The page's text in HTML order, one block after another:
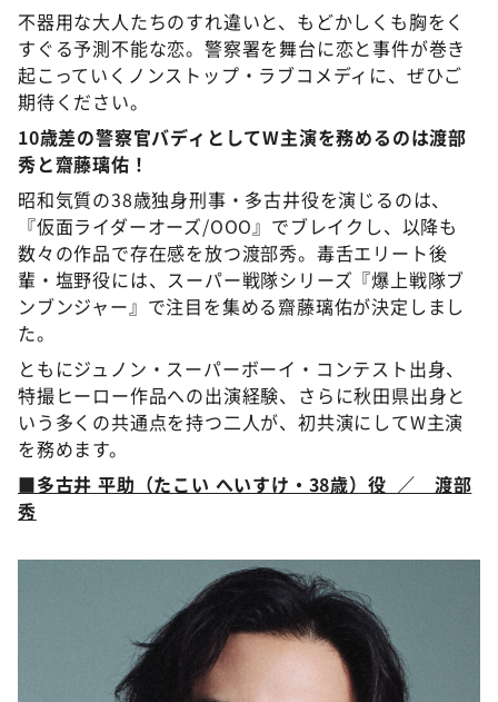
不器用な大人たちのすれ違いと、もどかしくも胸をく
すぐる予測不能な恋。警察署を舞台に恋と事件が巻き
起こっていくノンストップ・ラブコメディに、ぜひご
期待ください。
10歳差の警察官バディとしてW主演を務めるのは渡部
秀と齋藤璃佑！
昭和気質の38歳独身刑事・多古井役を演じるのは、
『仮面ライダーオーズ/OOO』でブレイクし、以降も
数々の作品で存在感を放つ渡部秀。毒舌エリート後
輩・塩野役には、スーパー戦隊シリーズ『爆上戦隊ブ
ンブンジャー』で注目を集める齋藤璃佑が決定しまし
た。
ともにジュノン・スーパーボーイ・コンテスト出身、
特撮ヒーロー作品への出演経験、さらに秋田県出身と
いう多くの共通点を持つ二人が、初共演にしてW主演
を務めます。
■多古井 平助（たこい へいすけ・38歳）役 ／ 渡部
秀